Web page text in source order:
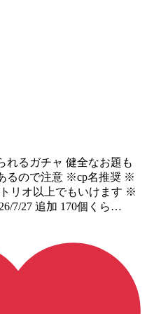
れるガチャ 健全なお題も
るので注意 ※cp名推奨 ※
リオ以上でもいけます ※
7/27 追加 170個くら…